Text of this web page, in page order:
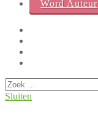
Word Auteur
Overslaan
Sluiten